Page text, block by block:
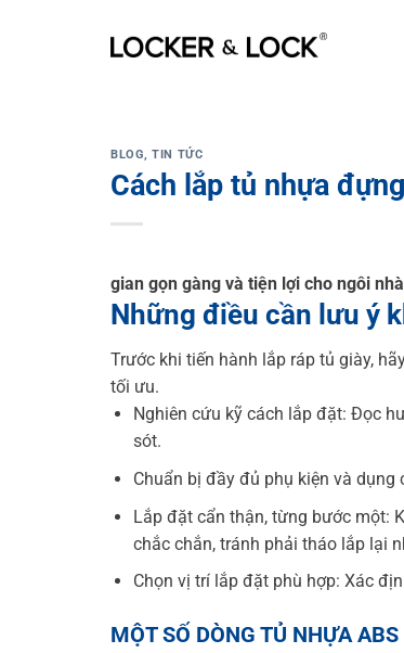
BLOG,TIN TỨC
Cách lắp tủ nhựa
gian gọn gàng và tiện lợi cho ngôi
Những điều cần lưu ý
Trước khi tiến hành lắp ráp tủ giày,
tối ưu.
Nghiên cứu kỹ cách lắp đặt: Đọc
sót.
Chuẩn bị đầy đủ phụ kiện và dụng
Lắp đặt cẩn thận, từng bước một:
chắc chắn, tránh phải tháo lắp lại
Chọn vị trí lắp đặt phù hợp: Xác
MỘT SỐ DÒNG TỦ NHỰA